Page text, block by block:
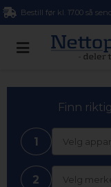
Bestill før kl. 17.00 så
Finn
1 Velg
2 Velg